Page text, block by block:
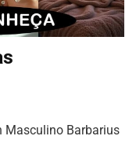
Masculino Barbarius